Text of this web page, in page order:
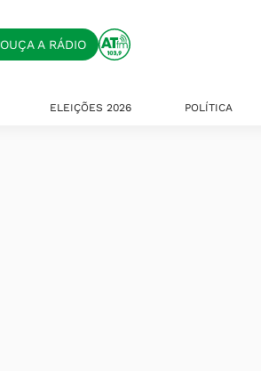
OUÇA A RÁDIO
ELEIÇÕES 2026 POLÍTICA